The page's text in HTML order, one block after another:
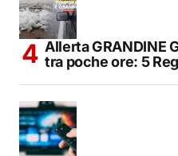
Allerta GRANDINE
tra poche ore: 5